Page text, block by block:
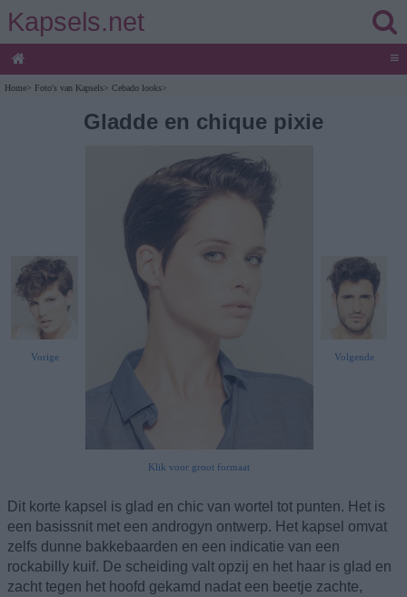
Kapsels.net
≡
Home> Foto's van Kapsels> Cebado looks>
Gladde en chique pixie
Vorige
Klik voor groot formaat
Volgende
Dit korte kapsel is glad en chic van wortel tot punten. Het is
een basissnit met een androgyn ontwerp. Het kapsel omvat
zelfs dunne bakkebaarden en een indicatie van een
rockabilly kuif. De scheiding valt opzij en het haar is glad en
zacht tegen het hoofd gekamd nadat een beetje zachte,